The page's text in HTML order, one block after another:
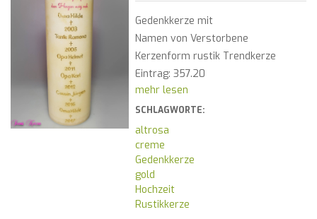
Gedenkkerze mit
Namen von Verstorbene
Kerzenform rustik Trendkerze
Eintrag: 357.20
mehr lesen
SCHLAGWORTE:
altrosa
creme
Gedenkkerze
gold
Hochzeit
Rustikkerze